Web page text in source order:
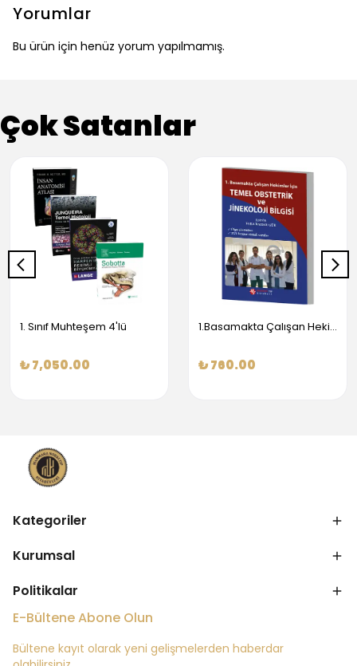
Yorumlar
Bu ürün için henüz yorum yapılmamış.
Çok Satanlar
1. Sınıf Muhteşem 4'lü
₺ 7,050.00
1.Basamakta Çalışan Hekimler İçin Temel Obstetrik Ve Jinekoloji Bilgisi
₺ 760.00
Kategoriler
Kurumsal
Politikalar
E-Bültene Abone Olun
Bültene kayıt olarak yeni gelişmelerden haberdar